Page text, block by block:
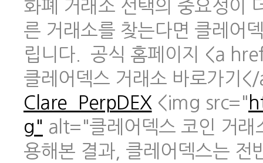
화폐 거래소 선택의 중요성이
른 거래소를 찾는다면 클레어
립니다. 공식 홈페이지 <a
클레어덱스 거래소 바로가기
Clare_PerpDEX <img src="
g" alt="클레어덱스 코인 거래
용해본 결과, 클레어덱스는 전